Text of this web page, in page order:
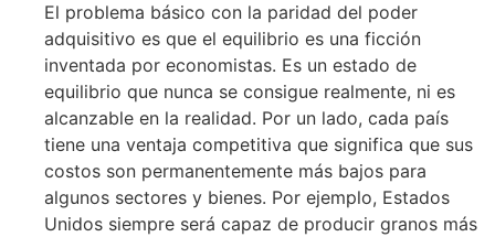
El problema básico con la paridad del poder
adquisitivo es que el equilibrio es una ficción
inventada por economistas. Es un estado de
equilibrio que nunca se consigue realmente, ni es
alcanzable en la realidad. Por un lado, cada país
tiene una ventaja competitiva que significa que sus
costos son permanentemente más bajos para
algunos sectores y bienes. Por ejemplo, Estados
Unidos siempre será capaz de producir granos más